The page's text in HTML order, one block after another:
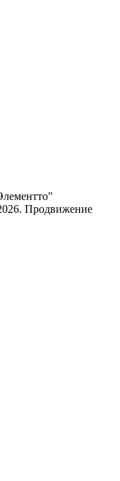
Продвижение